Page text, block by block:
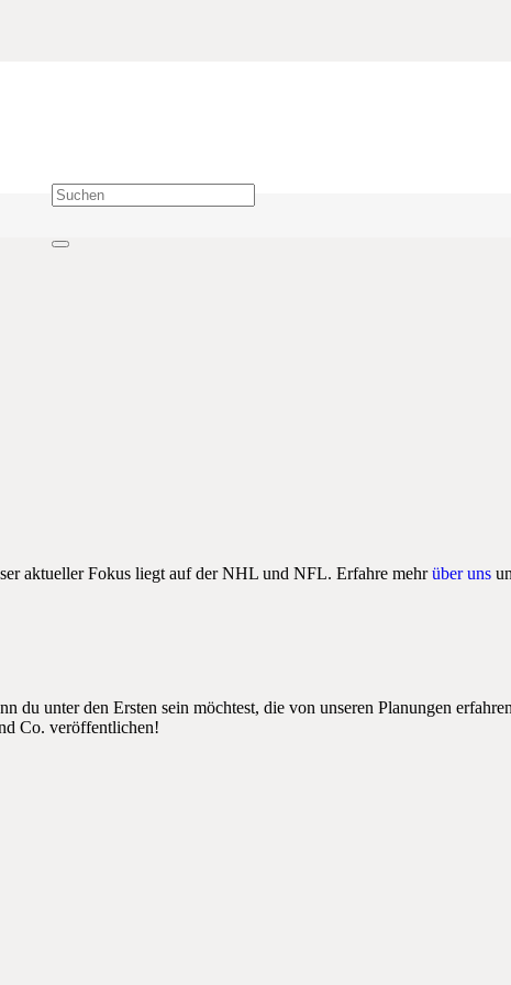
aktueller Fokus liegt auf der NHL und NFL. Erfahre mehrüber uns
du unter den Ersten sein möchtest, die von unseren Planungen
Co. veröffentlichen!